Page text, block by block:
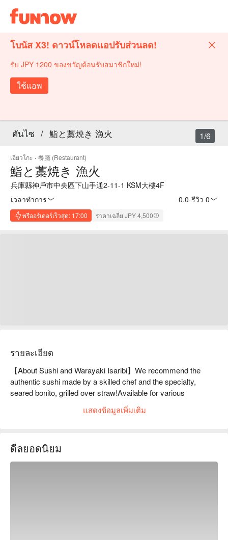
โบนัส X3! ดาวน์โหลดแอปรับส่วนลด!
รับ JPY 1200 ของขวัญต้อนรับสมาชิกใหม่!
ใช้แอพ
คันไซ / 鮨と藁焼き 漁火
เฮียวโกะ · 餐廳 (Restaurant)
鮨と藁焼き 漁火
兵庫縣神戶市中央區下山手通2-11-1 KSM大樓4F
เวลาทำการ
0.0 รีวิว 0
พรีออร์เดอร์เร็วสุด: 17:00 ราคาเฉลี่ย JPY 4,500
1/6
รายละเอียด
【About Sushi and Warayaki Isaribi】We recommend the
authentic sushi made by a skilled chef and the specialty,
seared bonito, grilled over straw!Available for various
banquets! In a stylish space, you can enjoy specialty dishes
and alcohol to your heart's content at [Sushi and Warayaki
of all ages and genders can enjoy a casual meal. We offer
seafood that makes the most of seasonal ingredients, such as
แสดงข้อมูลเพิ่มเติม
ดีลยอดนิยม